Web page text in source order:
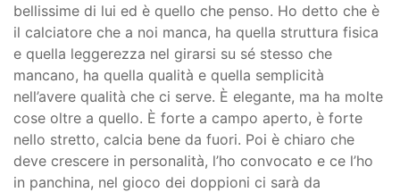
bellissime di lui ed è quello che penso. Ho detto che è
il calciatore che a noi manca, ha quella struttura fisica
e quella leggerezza nel girarsi su sé stesso che
mancano, ha quella qualità e quella semplicità
nell’avere qualità che ci serve. È elegante, ma ha molte
cose oltre a quello. È forte a campo aperto, è forte
nello stretto, calcia bene da fuori. Poi è chiaro che
deve crescere in personalità, l’ho convocato e ce l’ho
in panchina, nel gioco dei doppioni ci sarà da